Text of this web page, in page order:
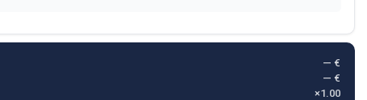
— €
— €
×1.00